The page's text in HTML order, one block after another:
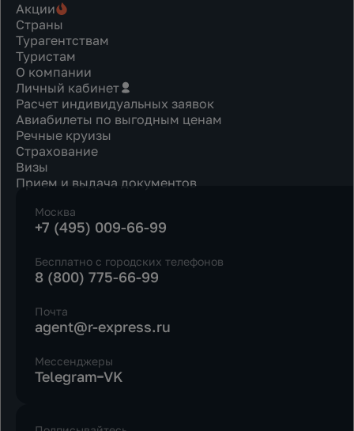
Акции
Страны
Турагентствам
Туристам
О компании
Личный кабинет
Расчет индивидуальных заявок
Авиабилеты по выгодным ценам
Речные круизы
Страхование
Визы
Прием и выдача документов
Москва
+7 (495) 009-66-99
Бесплатно с городских телефонов
8 (800) 775-66-99
Почта
agent@r-express.ru
Мессенджеры
Telegram VK